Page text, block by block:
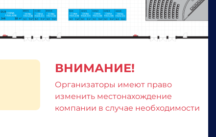
ВНИМАНИЕ!
Организаторы имеют право
изменить местонахождение
компании в случае необходимости